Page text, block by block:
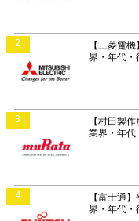
2
【三菱電
界・年代・
3
【村田製
業界・年代
4
【富士通
界・年代・